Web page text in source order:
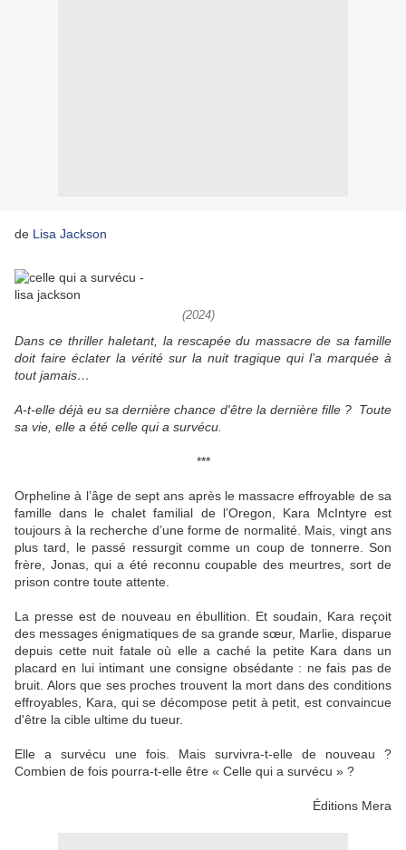
de Lisa Jackson
(2024)
Dans ce thriller haletant, la rescapée du massacre de sa famille
doit faire éclater la vérité sur la nuit tragique qui l’a marquée à
tout jamais…
A-t-elle déjà eu sa dernière chance d'être la dernière fille ? Toute
sa vie, elle a été celle qui a survécu.
***
Orpheline à l’âge de sept ans après le massacre effroyable de sa
famille dans le chalet familial de l’Oregon, Kara McIntyre est
toujours à la recherche d’une forme de normalité. Mais, vingt ans
plus tard, le passé ressurgit comme un coup de tonnerre. Son
frère, Jonas, qui a été reconnu coupable des meurtres, sort de
prison contre toute attente.
La presse est de nouveau en ébullition. Et soudain, Kara reçoit
des messages énigmatiques de sa grande sœur, Marlie, disparue
depuis cette nuit fatale où elle a caché la petite Kara dans un
placard en lui intimant une consigne obsédante : ne fais pas de
bruit. Alors que ses proches trouvent la mort dans des conditions
effroyables, Kara, qui se décompose petit à petit, est convaincue
d'être la cible ultime du tueur.
Elle a survécu une fois. Mais survivra-t-elle de nouveau ?
Combien de fois pourra-t-elle être « Celle qui a survécu » ?
Éditions Mera